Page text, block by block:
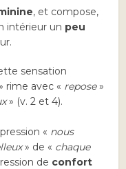
, et compose,
intérieur un peu
sensation
rime avec « repose»
» (v. 2 et 4).
« nous
» de « chaque
de confort